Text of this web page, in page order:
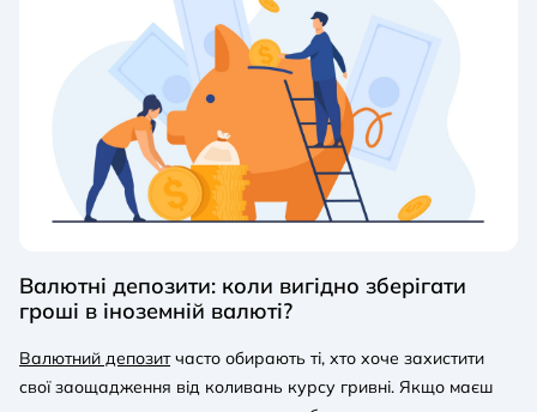
Валютні депозити: коли вигідно зберігати
гроші в іноземній валюті?
Валютний депозитчасто обирають ті, хто хоче захистити
свої заощадження від коливань курсу гривні. Якщо маєш